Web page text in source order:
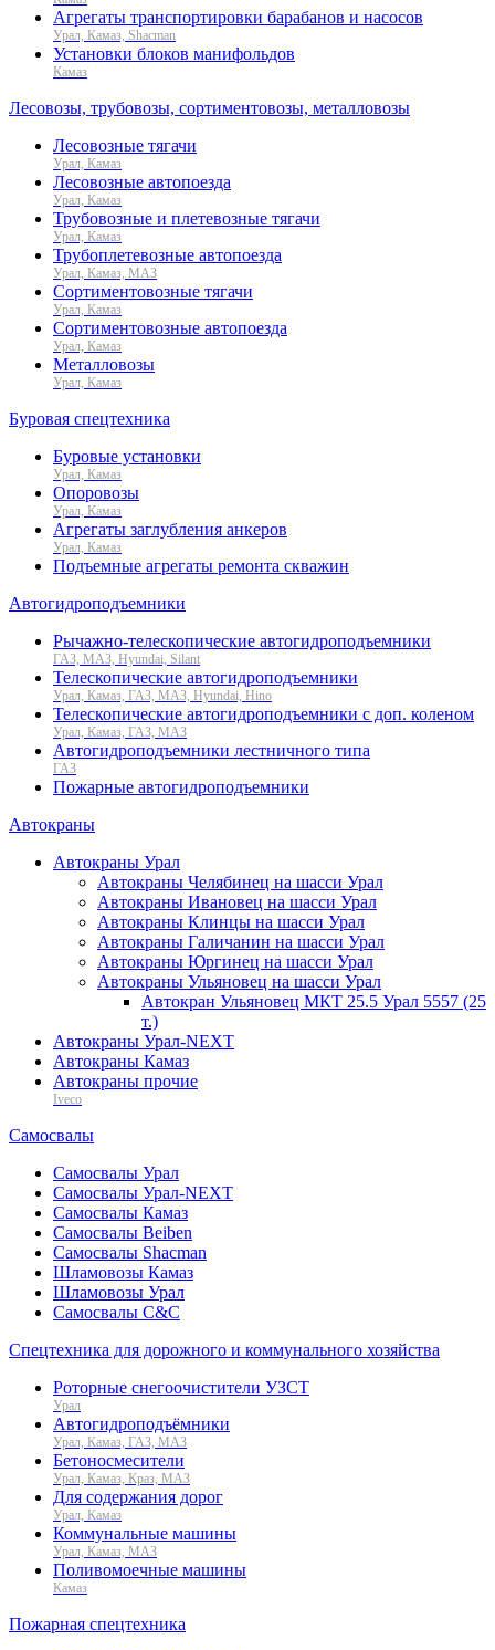
Агрегаты транспортировки барабанов и насосов
Урал, Камаз, Shacman
Установки блоков манифольдов
Камаз
Лесовозы, трубовозы, сортиментовозы, металловозы
Лесовозные тягачи
Урал, Камаз
Лесовозные автопоезда
Урал, Камаз
Трубовозные и плетевозные тягачи
Урал, Камаз
Трубоплетевозные автопоезда
Урал, Камаз, МАЗ
Сортиментовозные тягачи
Урал, Камаз
Сортиментовозные автопоезда
Урал, Камаз
Металловозы
Урал, Камаз
Буровая спецтехника
Буровые установки
Урал, Камаз
Опоровозы
Урал, Камаз
Агрегаты заглубления анкеров
Урал, Камаз
Подъемные агрегаты ремонта скважин
Автогидроподъемники
Рычажно-телескопические автогидроподъемники
ГАЗ, МАЗ, Hyundai, Silant
Телескопические автогидроподъемники
Урал, Камаз, ГАЗ, МАЗ, Hyundai, Hino
Телескопические автогидроподъемники с доп. коленом
Урал, Камаз, ГАЗ, МАЗ
Автогидроподъемники лестничного типа
ГАЗ
Пожарные автогидроподъемники
Автокраны
Автокраны Урал
Автокраны Челябинец на шасси Урал
Автокраны Ивановец на шасси Урал
Автокраны Клинцы на шасси Урал
Автокраны Галичанин на шасси Урал
Автокраны Юргинец на шасси Урал
Автокраны Ульяновец на шасси Урал
Автокран Ульяновец МКТ 25.5 Урал 5557 (25
т.)
Автокраны Урал-NEXT
Автокраны Камаз
Автокраны прочие
Iveco
Самосвалы
Самосвалы Урал
Самосвалы Урал-NEXT
Самосвалы Камаз
Самосвалы Beiben
Самосвалы Shacman
Шламовозы Камаз
Шламовозы Урал
Самосвалы C&C
Спецтехника для дорожного и коммунального хозяйства
Роторные снегоочистители УЗСТ
Урал
Автогидроподъёмники
Урал, Камаз, ГАЗ, МАЗ
Бетоносмесители
Урал, Камаз, Краз, МАЗ
Для содержания дорог
Урал, Камаз
Коммунальные машины
Урал, Камаз, МАЗ
Поливомоечные машины
Камаз
Пожарная спецтехника